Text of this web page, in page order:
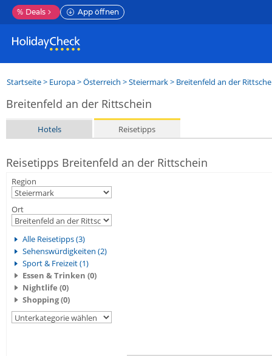
% Deals App öffnen
Startseite> Europa>Österreich >Steiermark> Breitenfeld an der
Breitenfeld an der Rittschein
Hotels Reisetipps
Reisetipps Breitenfeld an der Rittschein
Region
Ort
Alle Reisetipps (3)
Sehenswürdigkeiten (2)
Sport & Freizeit (1)
Essen & Trinken (0)
Nightlife (0)
Shopping (0)